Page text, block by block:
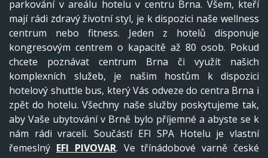
parkování v areálu hotelu v centru Brna. Všem, kteří
mají rádi zdravý životní styl, je k dispozici naše wellness
centrum nebo fitness. Jeden z hotelů disponuje
kongresovým centrem o kapacitě až 80 osob. Pokud
chcete poznávat centrum Brna či využít našich
komplexních služeb, je našim hostům k dispozici
hotelový shuttle bus, který Vás odveze do centra Brna i
zpět do hotelu. Všechny naše služby poskytujeme tak,
aby Vaše ubytování v Brně bylo příjemné a abyste se k
nám rádi vraceli. Součástí EFI SPA Hotelu je vlastní
řemeslný EFI PIVOVAR. Ve třínádobové varně české